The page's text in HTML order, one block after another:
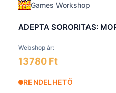
Games Workshop
Webshop ár:
13780 Ft
RENDELHETŐ